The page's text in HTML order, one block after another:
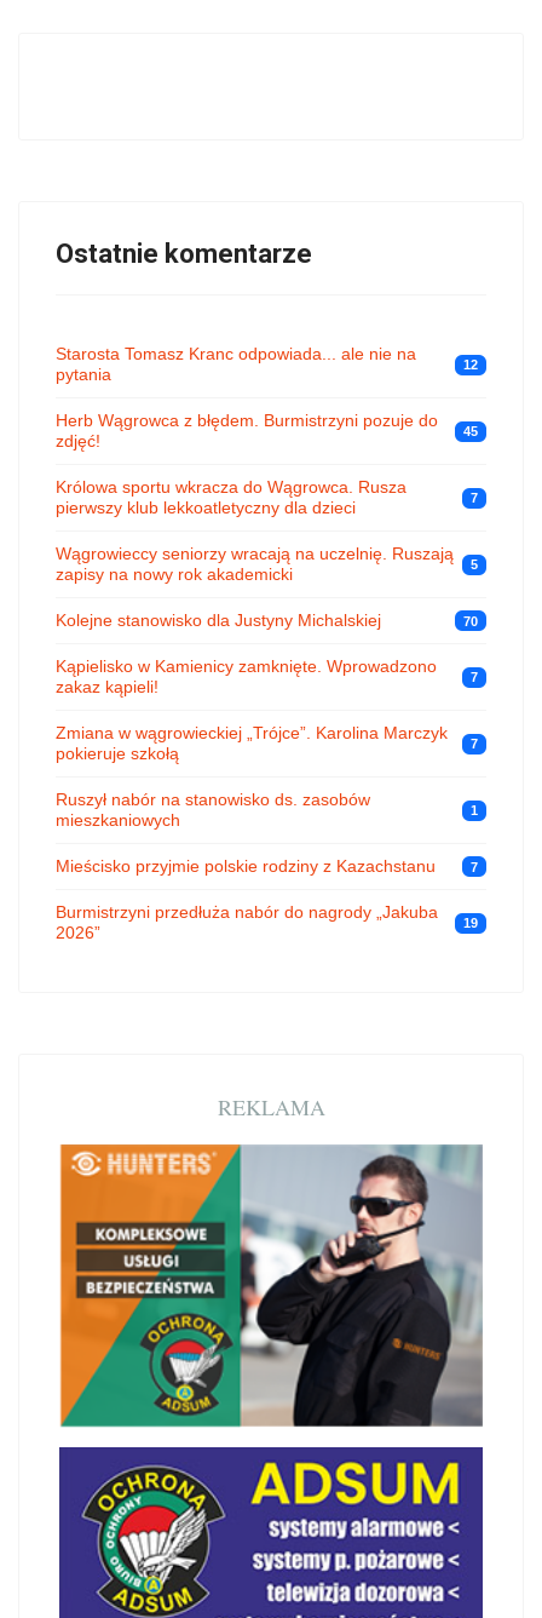
Ostatnie komentarze
Starosta Tomasz Kranc odpowiada... ale nie na
pytania
12
Herb Wągrowca z błędem. Burmistrzyni pozuje do
zdjęć!
45
Królowa sportu wkracza do Wągrowca. Rusza
pierwszy klub lekkoatletyczny dla dzieci
7
Wągrowieccy seniorzy wracają na uczelnię. Ruszają
zapisy na nowy rok akademicki
5
Kolejne stanowisko dla Justyny Michalskiej 70
Kąpielisko w Kamienicy zamknięte. Wprowadzono
zakaz kąpieli!
7
Zmiana w wągrowieckiej „Trójce”. Karolina Marczyk
pokieruje szkołą
7
Ruszył nabór na stanowisko ds. zasobów
mieszkaniowych
1
Mieścisko przyjmie polskie rodziny z Kazachstanu 7
Burmistrzyni przedłuża nabór do nagrody „Jakuba
2026”
19
REKLAMA